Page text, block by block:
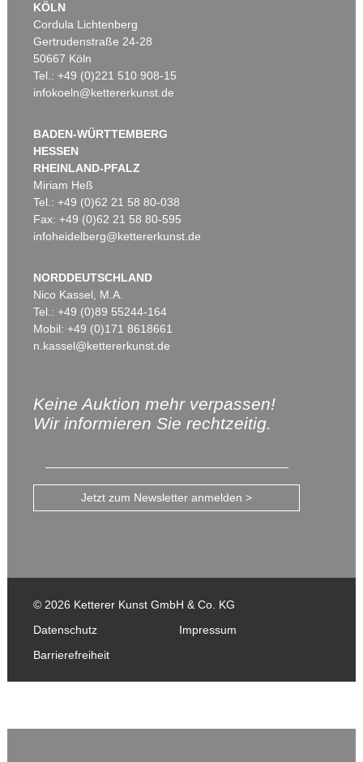
KÖLN
Cordula Lichtenberg
Gertrudenstraße 24-28
50667 Köln
Tel.: +49 (0)221 510 908-15
infokoeln@kettererkunst.de
BADEN-WÜRTTEMBERG
HESSEN
RHEINLAND-PFALZ
Miriam Heß
Tel.: +49 (0)62 21 58 80-038
Fax: +49 (0)62 21 58 80-595
infoheidelberg@kettererkunst.de
NORDDEUTSCHLAND
Nico Kassel, M.A.
Tel.: +49 (0)89 55244-164
Mobil: +49 (0)171 8618661
n.kassel@kettererkunst.de
Keine Auktion mehr verpassen!
Wir informieren Sie rechtzeitig.
Jetzt zum Newsletter anmelden >
© 2026 Ketterer Kunst GmbH & Co. KG
Datenschutz
Impressum
Barrierefreiheit